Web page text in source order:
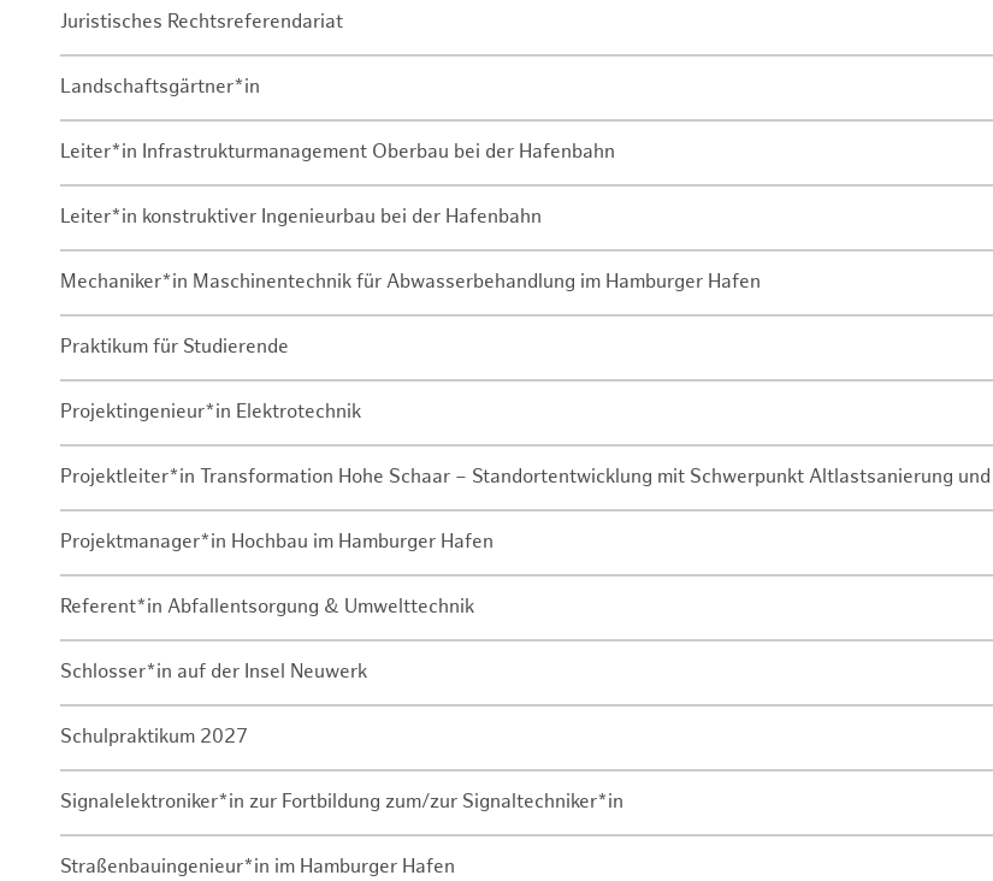
Juristisches Rechtsreferendariat
Landschaftsgärtner*in
Leiter*in Infrastrukturmanagement Oberbau bei der Hafenbahn
Leiter*in konstruktiver Ingenieurbau bei der Hafenbahn
Mechaniker*in Maschinentechnik für Abwasserbehandlung im Hamburger Hafen
Praktikum für Studierende
Projektingenieur*in Elektrotechnik
Projektleiter*in Transformation Hohe Schaar – Standortentwicklung mit Schwerpunkt Altlastsanierung und
Projektmanager*in Hochbau im Hamburger Hafen
Referent*in Abfallentsorgung & Umwelttechnik
Schlosser*in auf der Insel Neuwerk
Schulpraktikum 2027
Signalelektroniker*in zur Fortbildung zum/zur Signaltechniker*in
Straßenbauingenieur*in im Hamburger Hafen